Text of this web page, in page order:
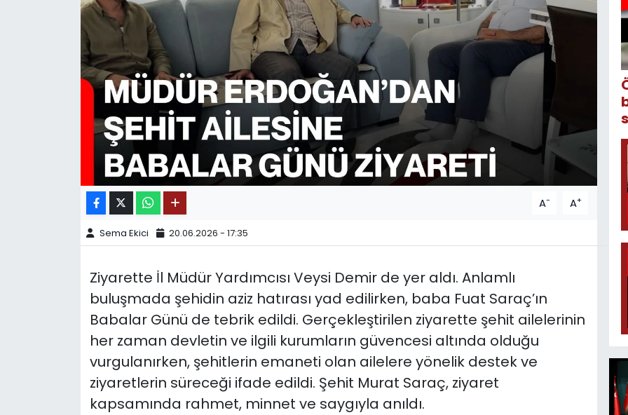
A- A+
Sema Ekici 20.06.2026 - 17:35
Ziyarette İl Müdür Yardımcısı Veysi Demir de yer aldı. Anlamlı
buluşmada şehidin aziz hatırası yad edilirken, baba Fuat Saraç’ın
Babalar Günü de tebrik edildi. Gerçekleştirilen ziyarette şehit ailelerinin
her zaman devletin ve ilgili kurumların güvencesi altında olduğu
vurgulanırken, şehitlerin emaneti olan ailelere yönelik destek ve
ziyaretlerin süreceği ifade edildi. Şehit Murat Saraç, ziyaret
kapsamında rahmet, minnet ve saygıyla anıldı.
11:11 MANŞET